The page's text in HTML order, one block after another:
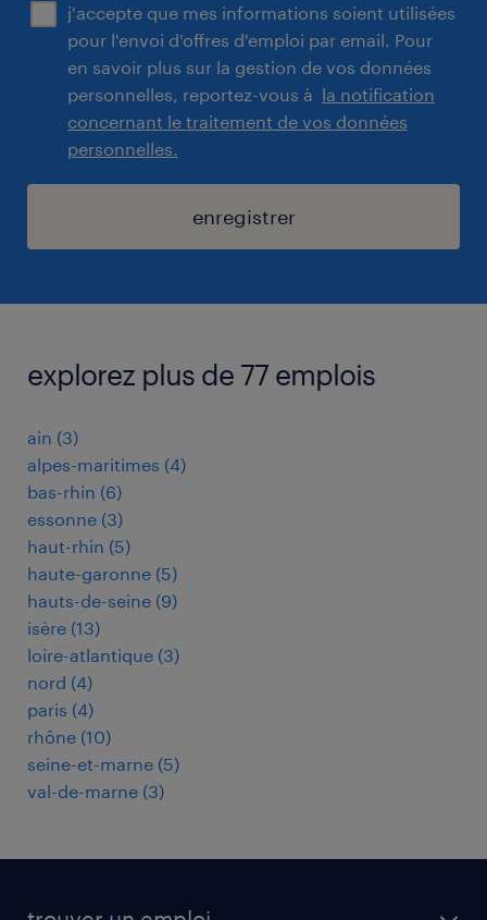
j'accepte que mes informations soient utilisées
pour l'envoi d'offres d'emploi par email. Pour
en savoir plus sur la gestion de vos données
personnelles, reportez-vous à la notification
concernant le traitement de vos données
personnelles.
enregistrer
explorez plus de 77 emplois
ain (3)
alpes-maritimes (4)
bas-rhin (6)
essonne (3)
haut-rhin (5)
haute-garonne (5)
hauts-de-seine (9)
isère (13)
loire-atlantique (3)
nord (4)
paris (4)
rhône (10)
seine-et-marne (5)
val-de-marne (3)